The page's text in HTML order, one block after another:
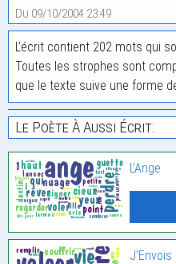
Du 09/10/2004 23:49
L'écrit contient 202 mots qui
Toutes les strophes sont
que le texte suive une forme
Le Poète À Aussi Écrit:
L’Ange
J’Envois